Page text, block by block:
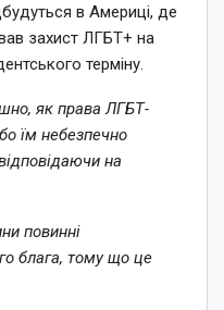
в Америці, де
захист ЛГБТ+ на
терміну.
як права ЛГБТ-
їм небезпечно
на
повинні
блага, тому що це